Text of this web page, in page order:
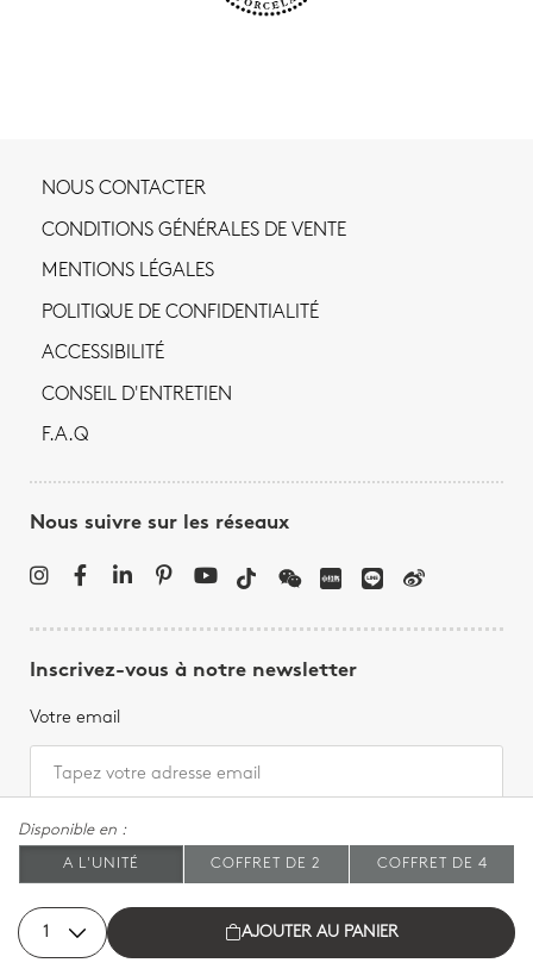
Disponible en :
A L'UNITÉ COFFRET DE 2 COFFRET DE 4
AJOUTER AU PANIER
NOUS CONTACTER
CONDITIONS GÉNÉRALES DE VENTE
MENTIONS LÉGALES
POLITIQUE DE CONFIDENTIALITÉ
ACCESSIBILITÉ
CONSEIL D'ENTRETIEN
F.A.Q
Nous suivre sur les réseaux
Inscrivez-vous à notre newsletter
Votre email
Bernardaud - Tous droits réservés, 2026.